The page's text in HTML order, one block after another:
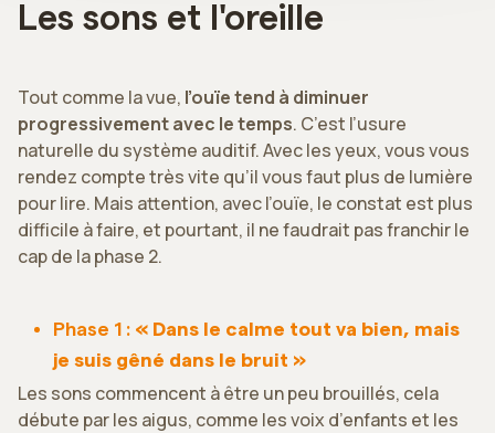
Les sons et l'oreille
Tout comme la vue, l’ouïe tend à diminuer
progressivement avec le temps. C’est l’usure
naturelle du système auditif. Avec les yeux, vous vous
rendez compte très vite qu’il vous faut plus de lumière
pour lire. Mais attention, avec l’ouïe, le constat est plus
difficile à faire, et pourtant, il ne faudrait pas franchir le
cap de la phase 2.
Phase 1 : « Dans le calme tout va bien, mais
je suis gêné dans le bruit »
Les sons commencent à être un peu brouillés, cela
débute par les aigus, comme les voix d’enfants et les